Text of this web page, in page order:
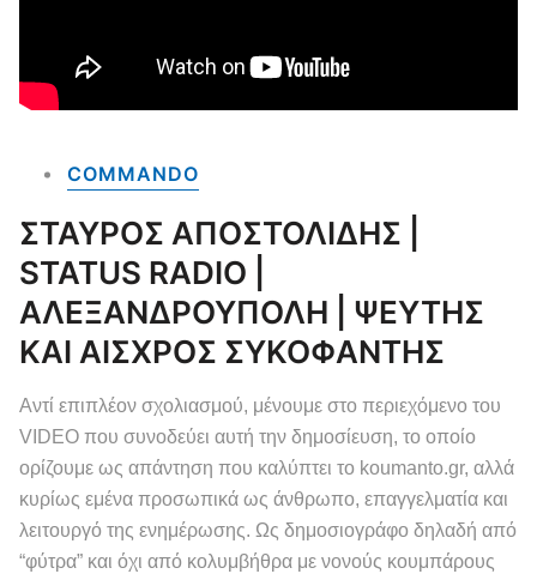
COMMANDO
ΣΤΑΥΡΟΣ ΑΠΟΣΤΟΛΙΔΗΣ |
STATUS RADIO |
ΑΛΕΞΑΝΔΡΟΥΠΟΛΗ | ΨΕΥΤΗΣ
ΚΑΙ ΑΙΣΧΡΟΣ ΣΥΚΟΦΑΝΤΗΣ
Αντί επιπλέον σχολιασμού, μένουμε στο περιεχόμενο του
VIDEO που συνοδεύει αυτή την δημοσίευση, το οποίο
ορίζουμε ως απάντηση που καλύπτει το koumanto.gr, αλλά
κυρίως εμένα προσωπικά ως άνθρωπο, επαγγελματία και
λειτουργό της ενημέρωσης. Ως δημοσιογράφο δηλαδή από
“φύτρα” και όχι από κολυμβήθρα με νονούς κουμπάρους